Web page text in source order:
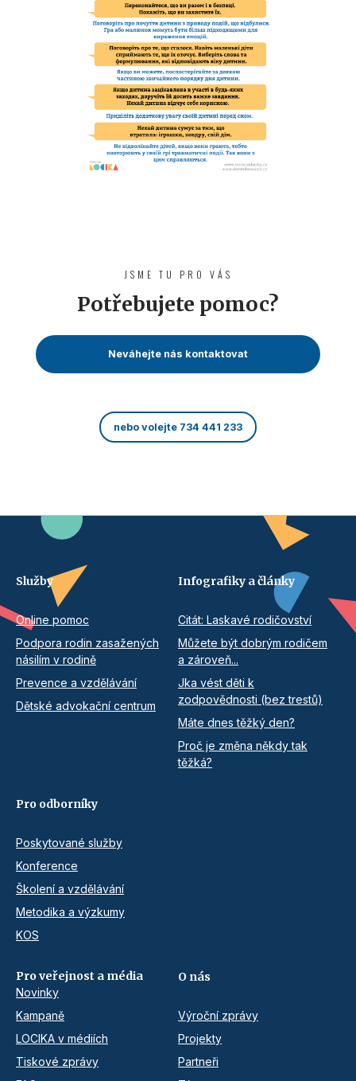
JSME TU PRO VÁS
Potřebujete pomoc?
Neváhejte nás kontaktovat
nebo volejte 734 441 233
Služby
Online pomoc
Podpora rodin zasažených
násilím v rodině
Prevence a vzdělávání
Dětské advokační centrum
Infografiky a články
Citát: Laskavé rodičovství
Můžete být dobrým rodičem
a zároveň...
Jka vést děti k
zodpovědnosti (bez trestů)
Máte dnes těžký den?
Proč je změna někdy tak
těžká?
Pro odborníky
Poskytované služby
Konference
Školení a vzdělávání
Metodika a výzkumy
KOS
Pro veřejnost a média
Novinky
Kampaně
LOCIKA v médiích
Tiskové zprávy
O nás
Výroční zprávy
Projekty
Partneři